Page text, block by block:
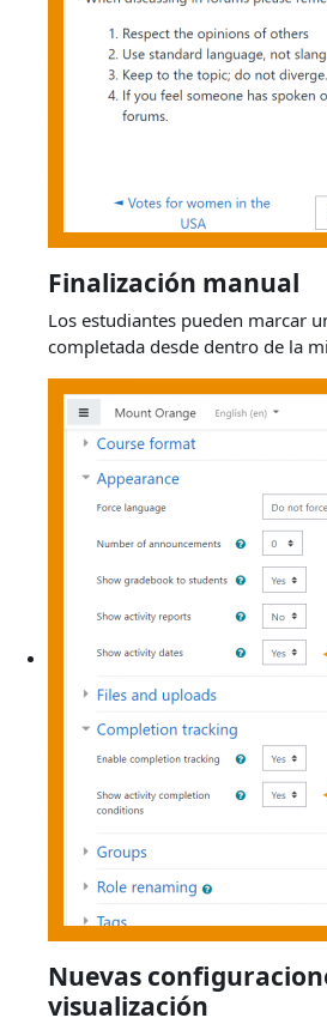
Finalización manual
Los estudiantes pueden marcar
completada desde dentro de la
Nuevas
visualización